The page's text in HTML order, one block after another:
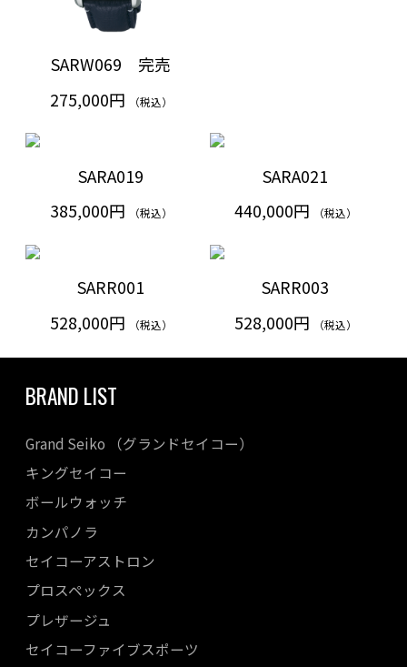
SARW069 完売
275,000円
（税込）
SARA019
385,000円
（税込）
SARA021
440,000円
（税込）
SARR001
528,000円
（税込）
SARR003
528,000円
（税込）
BRAND LIST
Grand Seiko （グランドセイコー）
キングセイコー
ボールウォッチ
カンパノラ
セイコーアストロン
プロスペックス
プレザージュ
セイコーファイブスポーツ